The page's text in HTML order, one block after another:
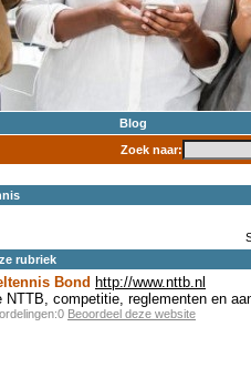
Blog
Zoek naar:
rubriek
Bond http://www.nttb.nl
NTTB, competitie, reglementen en
Beoordeel deze website